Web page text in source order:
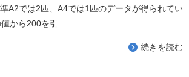
A2では2匹、A4では1匹のデータが得られてい
から200を引...
続きを読む